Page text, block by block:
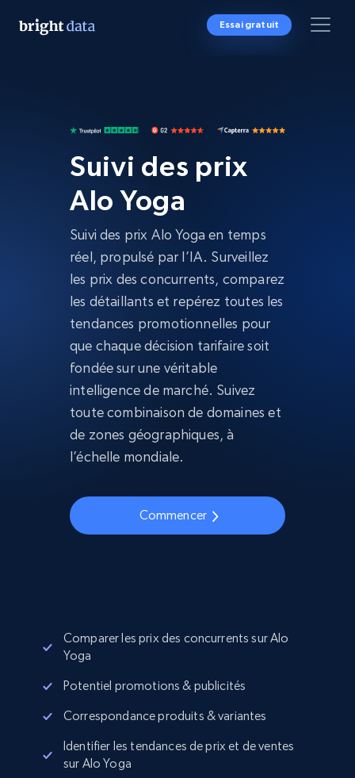
Essai gratuit
Suivi des prix
Alo Yoga
Suivi des prix Alo Yoga en temps
réel, propulsé par l’IA. Surveillez
les prix des concurrents, comparez
les détaillants et repérez toutes les
tendances promotionnelles pour
que chaque décision tarifaire soit
fondée sur une véritable
intelligence de marché. Suivez
toute combinaison de domaines et
de zones géographiques, à
l’échelle mondiale.
Commencer
Comparer les prix des concurrents sur Alo
Yoga
Potentiel promotions & publicités
Correspondance produits & variantes
Identifier les tendances de prix et de ventes
sur Alo Yoga